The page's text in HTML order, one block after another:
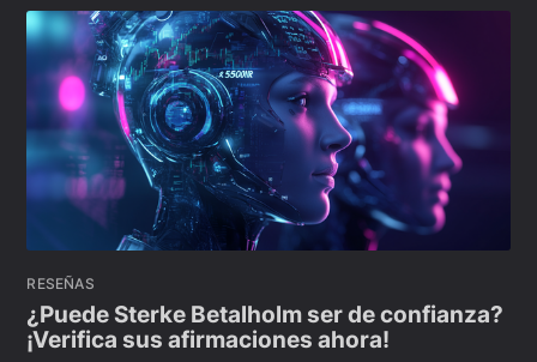
RESEÑAS
¿Puede Sterke Betalholm ser de confianza?
¡Verifica sus afirmaciones ahora!